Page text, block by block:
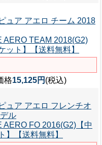
ュア アエロ チーム 2018
AERO TEAM 2018(G2)
ット】【送料無料】
格15,125円 (税込)
ュア アエロ フレンチオ
ル
AERO FO 2016(G2)【中
】【送料無料】